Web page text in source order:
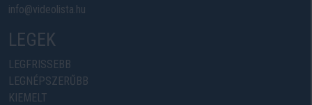
info@videolista.hu
LEGEK
LEGFRISSEBB
LEGNÉPSZERŰBB
KIEMELT